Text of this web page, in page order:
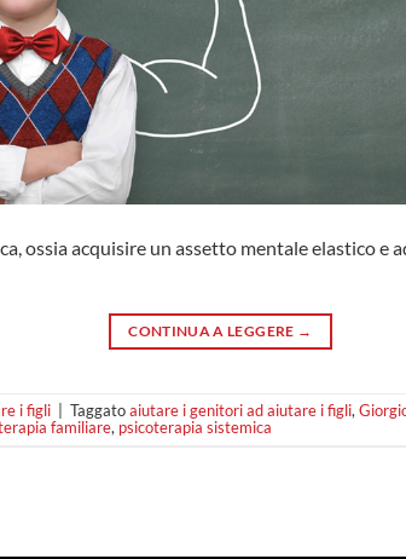
ossia acquisire un assetto mentale elastico e
CONTINUA A LEGGERE →
i figli Taggatoaiutare i genitori ad aiutare i figli,
familiare, psicoterapia sistemica